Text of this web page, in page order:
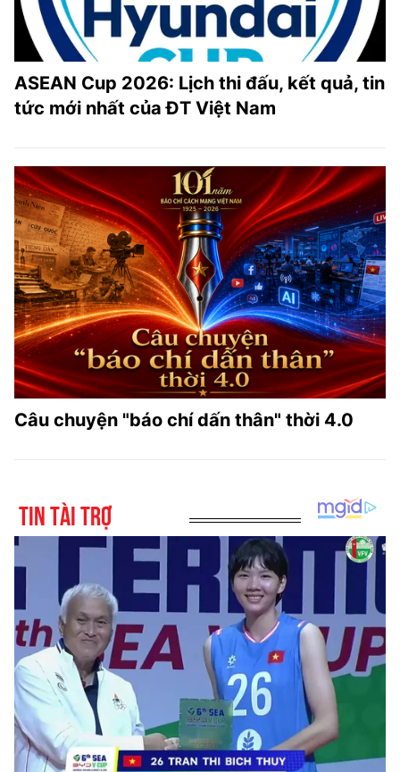
ASEAN Cup 2026: Lịch thi đấu, kết quả, tin
tức mới nhất của ĐT Việt Nam
Câu chuyện "báo chí dấn thân" thời 4.0